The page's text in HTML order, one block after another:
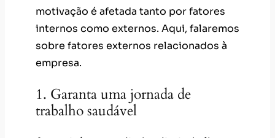
motivação é afetada tanto por fatores
internos como externos. Aqui, falaremos
sobre fatores externos relacionados à
empresa.
1. Garanta uma jornada de
trabalho saudável